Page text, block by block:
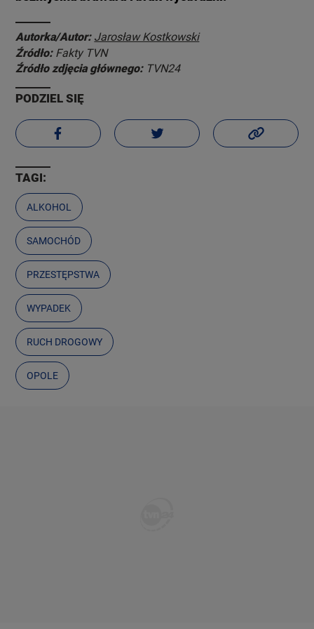
Autorka/Autor: Jarosław Kostkowski
Źródło: Fakty TVN
Źródło zdjęcia głównego: TVN24
PODZIEL SIĘ
TAGI:
ALKOHOL
SAMOCHÓD
PRZESTĘPSTWA
WYPADEK
RUCH DROGOWY
OPOLE